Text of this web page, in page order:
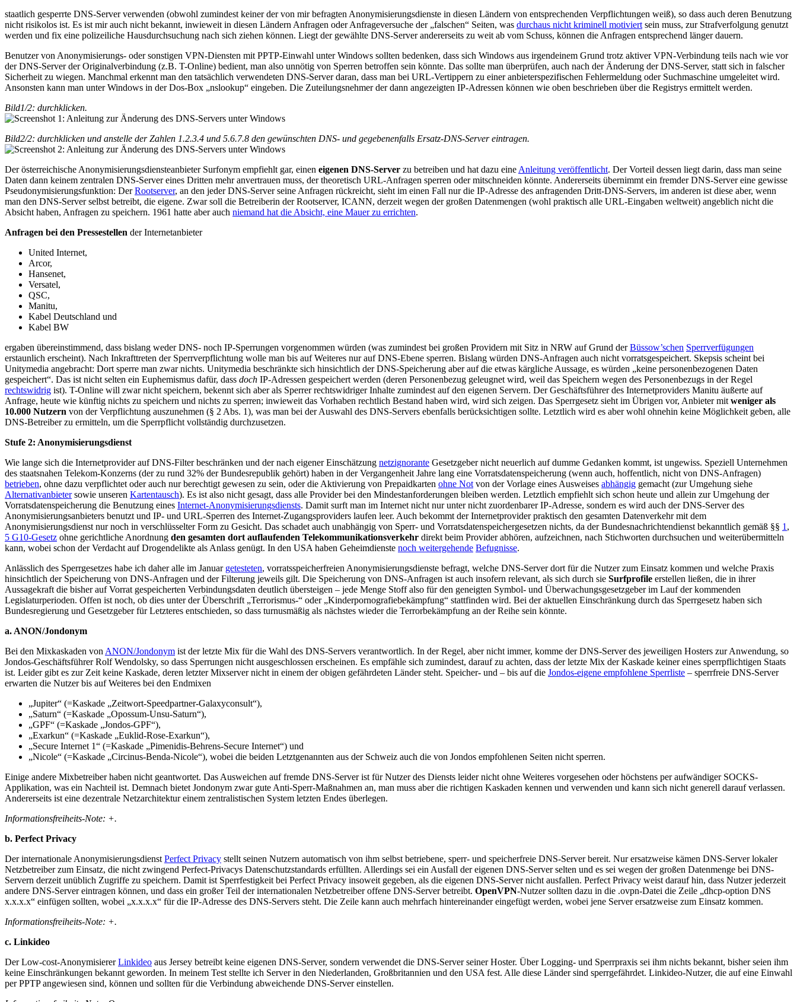
staatlich gesperrte DNS-Server verwenden (obwohl zumindest keiner der von mir befragten Anonymisierungsdienste in diesen Ländern von entsprechenden Verpflichtungen weiß), so dass auch deren Benutzung
nicht risikolos ist. Es ist mir auch nicht bekannt, inwieweit in diesen Ländern Anfragen oder Anfrageversuche der „falschen“ Seiten, was durchaus nicht kriminell motiviert sein muss, zur Strafverfolgung genutzt
werden und fix eine polizeiliche Hausdurchsuchung nach sich ziehen können. Liegt der gewählte DNS-Server andererseits zu weit ab vom Schuss, können die Anfragen entsprechend länger dauern.
Benutzer von Anonymisierungs- oder sonstigen VPN-Diensten mit PPTP-Einwahl unter Windows sollten bedenken, dass sich Windows aus irgendeinem Grund trotz aktiver VPN-Verbindung teils nach wie vor
der DNS-Server der Originalverbindung (z.B. T-Online) bedient, man also unnötig von Sperren betroffen sein könnte. Das sollte man überprüfen, auch nach der Änderung der DNS-Server, statt sich in falscher
Sicherheit zu wiegen. Manchmal erkennt man den tatsächlich verwendeten DNS-Server daran, dass man bei URL-Vertippern zu einer anbieterspezifischen Fehlermeldung oder Suchmaschine umgeleitet wird.
Ansonsten kann man unter Windows in der Dos-Box „nslookup“ eingeben. Die Zuteilungsnehmer der dann angezeigten IP-Adressen können wie oben beschrieben über die Registrys ermittelt werden.
Bild1/2: durchklicken.
Bild2/2: durchklicken und anstelle der Zahlen 1.2.3.4 und 5.6.7.8 den gewünschten DNS- und gegebenenfalls Ersatz-DNS-Server eintragen.
Der österreichische Anonymisierungsdiensteanbieter Surfonym empfiehlt gar, einen eigenen DNS-Server zu betreiben und hat dazu eine Anleitung veröffentlicht. Der Vorteil dessen liegt darin, dass man seine
Daten dann keinem zentralen DNS-Server eines Dritten mehr anvertrauen muss, der theoretisch URL-Anfragen sperren oder mitschneiden könnte. Andererseits übernimmt ein fremder DNS-Server eine gewisse
Pseudonymisierungsfunktion: DerRootserver, an den jeder DNS-Server seine Anfragen rückreicht, sieht im einen Fall nur die IP-Adresse des anfragenden Dritt-DNS-Servers, im anderen ist diese aber, wenn
man den DNS-Server selbst betreibt, die eigene. Zwar soll die Betreiberin der Rootserver, ICANN, derzeit wegen der großen Datenmengen (wohl praktisch alle URL-Eingaben weltweit) angeblich nicht die
Absicht haben, Anfragen zu speichern. 1961 hatte aber auch niemand hat die Absicht, eine Mauer zu errichten.
Anfragen bei den Pressestellen der Internetanbieter
United Internet,
Arcor,
Hansenet,
Versatel,
QSC,
Manitu,
Kabel Deutschland und
Kabel BW
ergaben übereinstimmend, dass bislang weder DNS- noch IP-Sperrungen vorgenommen würden (was zumindest bei großen Providern mit Sitz in NRW auf Grund derBüssow’schen Sperrverfügungen
erstaunlich erscheint). Nach Inkrafttreten der Sperrverpflichtung wolle man bis auf Weiteres nur auf DNS-Ebene sperren. Bislang würden DNS-Anfragen auch nicht vorratsgespeichert. Skepsis scheint bei
Unitymedia angebracht: Dort sperre man zwar nichts. Unitymedia beschränkte sich hinsichtlich der DNS-Speicherung aber auf die etwas kärgliche Aussage, es würden „keine personenbezogenen Daten
gespeichert“. Das ist nicht selten ein Euphemismus dafür, dass doch IP-Adressen gespeichert werden (deren Personenbezug geleugnet wird, weil das Speichern wegen des Personenbezugs in der Regel
rechtswidrig ist). T-Online will zwar nicht speichern, bekennt sich aber als Sperrer rechtswidriger Inhalte zumindest auf den eigenen Servern. Der Geschäftsführer des Internetproviders Manitu äußerte auf
Anfrage, heute wie künftig nichts zu speichern und nichts zu sperren; inwieweit das Vorhaben rechtlich Bestand haben wird, wird sich zeigen. Das Sperrgesetz sieht im Übrigen vor, Anbieter mit weniger als
10.000 Nutzern von der Verpflichtung auszunehmen (§ 2 Abs. 1), was man bei der Auswahl des DNS-Servers ebenfalls berücksichtigen sollte. Letztlich wird es aber wohl ohnehin keine Möglichkeit geben, alle
DNS-Betreiber zu ermitteln, um die Sperrpflicht vollständig durchzusetzen.
Stufe 2: Anonymisierungsdienst
Wie lange sich die Internetprovider auf DNS-Filter beschränken und der nach eigener Einschätzung netzignorante Gesetzgeber nicht neuerlich auf dumme Gedanken kommt, ist ungewiss. Speziell Unternehmen
des staatsnahen Telekom-Konzerns (der zu rund 32% der Bundesrepublik gehört) haben in der Vergangenheit Jahre lang eine Vorratsdatenspeicherung (wenn auch, hoffentlich, nicht von DNS-Anfragen)
betrieben, ohne dazu verpflichtet oder auch nur berechtigt gewesen zu sein, oder die Aktivierung von Prepaidkarten ohne Not von der Vorlage eines Ausweises abhängig gemacht (zur Umgehung siehe
Alternativanbietersowie unseren Kartentausch). Es ist also nicht gesagt, dass alle Provider bei den Mindestanforderungen bleiben werden. Letztlich empfiehlt sich schon heute und allein zur Umgehung der
Vorratsdatenspeicherung die Benutzung eines Internet-Anonymisierungsdiensts. Damit surft man im Internet nicht nur unter nicht zuordenbarer IP-Adresse, sondern es wird auch der DNS-Server des
Anonymisierungsanbieters benutzt und IP- und URL-Sperren des Internet-Zugangsproviders laufen leer. Auch bekommt der Internetprovider praktisch den gesamten Datenverkehr mit dem
Anonymisierungsdienst nur noch in verschlüsselter Form zu Gesicht. Das schadet auch unabhängig von Sperr- und Vorratsdatenspeichergesetzen nichts, da der Bundesnachrichtendienst bekanntlich gemäß §§ 1 ,
5 G10-Gesetz ohne gerichtliche Anordnung den gesamten dort auflaufenden Telekommunikationsverkehr direkt beim Provider abhören, aufzeichnen, nach Stichworten durchsuchen und weiterübermitteln
kann, wobei schon der Verdacht auf Drogendelikte als Anlass genügt. In den USA haben Geheimdienste noch weitergehende Befugnisse.
Anlässlich des Sperrgesetzes habe ich daher alle im Januar getesteten, vorratsspeicherfreien Anonymisierungsdienste befragt, welche DNS-Server dort für die Nutzer zum Einsatz kommen und welche Praxis
hinsichtlich der Speicherung von DNS-Anfragen und der Filterung jeweils gilt. Die Speicherung von DNS-Anfragen ist auch insofern relevant, als sich durch sie Surfprofile erstellen ließen, die in ihrer
Aussagekraft die bisher auf Vorrat gespeicherten Verbindungsdaten deutlich übersteigen – jede Menge Stoff also für den geneigten Symbol- und Überwachungsgesetzgeber im Lauf der kommenden
Legislaturperioden. Offen ist noch, ob dies unter der Überschrift „Terrorismus-“ oder „Kinderpornografiebekämpfung“ stattfinden wird. Bei der aktuellen Einschränkung durch das Sperrgesetz haben sich
Bundesregierung und Gesetzgeber für Letzteres entschieden, so dass turnusmäßig als nächstes wieder die Terrorbekämpfung an der Reihe sein könnte.
a. ANON/Jondonym
Bei den Mixkaskaden von ANON/Jondonym ist der letzte Mix für die Wahl des DNS-Servers verantwortlich. In der Regel, aber nicht immer, komme der DNS-Server des jeweiligen Hosters zur Anwendung, so
Jondos-Geschäftsführer Rolf Wendolsky, so dass Sperrungen nicht ausgeschlossen erscheinen. Es empfähle sich zumindest, darauf zu achten, dass der letzte Mix der Kaskade keiner eines sperrpflichtigen Staats
ist. Leider gibt es zur Zeit keine Kaskade, deren letzter Mixserver nicht in einem der obigen gefährdeten Länder steht. Speicher- und – bis auf die Jondos-eigene empfohlene Sperrliste – sperrfreie DNS-Server
erwarten die Nutzer bis auf Weiteres bei den Endmixen
„Jupiter“ (=Kaskade „Zeitwort-Speedpartner-Galaxyconsult“),
„Saturn“ (=Kaskade „Opossum-Unsu-Saturn“),
„GPF“ (=Kaskade „Jondos-GPF“),
„Exarkun“ (=Kaskade „Euklid-Rose-Exarkun“),
„Secure Internet 1“ (=Kaskade „Pimenidis-Behrens-Secure Internet“) und
„Nicole“ (=Kaskade „Circinus-Benda-Nicole“), wobei die beiden Letztgenannten aus der Schweiz auch die von Jondos empfohlenen Seiten nicht sperren.
Einige andere Mixbetreiber haben nicht geantwortet. Das Ausweichen auf fremde DNS-Server ist für Nutzer des Diensts leider nicht ohne Weiteres vorgesehen oder höchstens per aufwändiger SOCKS-
Applikation, was ein Nachteil ist. Demnach bietet Jondonym zwar gute Anti-Sperr-Maßnahmen an, man muss aber die richtigen Kaskaden kennen und verwenden und kann sich nicht generell darauf verlassen.
Andererseits ist eine dezentrale Netzarchitektur einem zentralistischen System letzten Endes überlegen.
Informationsfreiheits-Note: +.
b. Perfect Privacy
Der internationale Anonymisierungsdienst Perfect Privacy stellt seinen Nutzern automatisch von ihm selbst betriebene, sperr- und speicherfreie DNS-Server bereit. Nur ersatzweise kämen DNS-Server lokaler
Netzbetreiber zum Einsatz, die nicht zwingend Perfect-Privacys Datenschutzstandards erfüllten. Allerdings sei ein Ausfall der eigenen DNS-Server selten und es sei wegen der großen Datenmenge bei DNS-
Servern derzeit unüblich Zugriffe zu speichern. Damit ist Sperrfestigkeit bei Perfect Privacy insoweit gegeben, als die eigenen DNS-Server nicht ausfallen. Perfect Privacy weist darauf hin, dass Nutzer jederzeit
andere DNS-Server eintragen können, und dass ein großer Teil der internationalen Netzbetreiber offene DNS-Server betreibt. OpenVPN-Nutzer sollten dazu in die .ovpn-Datei die Zeile „dhcp-option DNS
x.x.x.x“ einfügen sollten, wobei „x.x.x.x“ für die IP-Adresse des DNS-Servers steht. Die Zeile kann auch mehrfach hintereinander eingefügt werden, wobei jene Server ersatzweise zum Einsatz kommen.
Informationsfreiheits-Note: +.
c. Linkideo
Der Low-cost-AnonymisiererLinkideo aus Jersey betreibt keine eigenen DNS-Server, sondern verwendet die DNS-Server seiner Hoster. Über Logging- und Sperrpraxis sei ihm nichts bekannt, bisher seien ihm
keine Einschränkungen bekannt geworden. In meinem Test stellte ich Server in den Niederlanden, Großbritannien und den USA fest. Alle diese Länder sind sperrgefährdet. Linkideo-Nutzer, die auf eine Einwahl
per PPTP angewiesen sind, können und sollten für die Verbindung abweichende DNS-Server einstellen.